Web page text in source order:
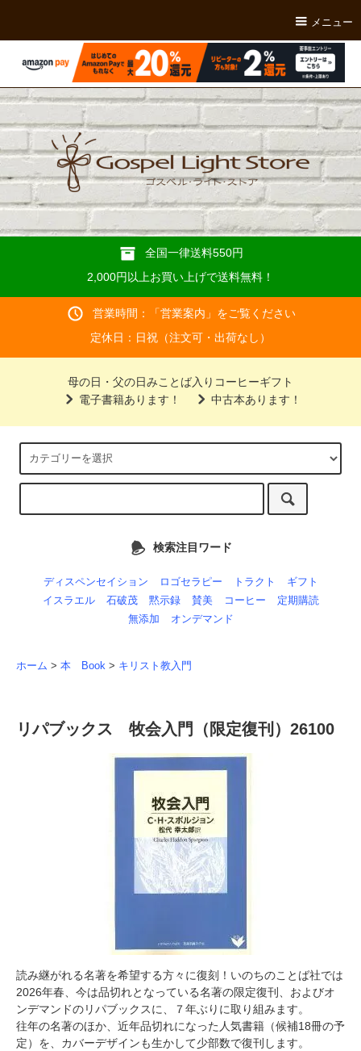
メニュー
全国一律送料550円
2,000円以上お買い上げで送料無料！
営業時間：「営業案内 」をご覧ください
定休日：日祝（注文可・出荷なし）
母の日・父の日みことば入りコーヒーギフト
電子書籍あります！
中古本あります！
検索注目ワード
ディスペンセイション ロゴセラピー トラクト
ギフト
イスラエル
石破茂 黙示録 賛美 コーヒー
定期購読
無添加
オンデマンド
ホーム > 本 Book > キリスト教入門
リパブックス 牧会入門（限定復刊）26100
読み継がれる名著を希望する方々に復刻！いのちのことば社では
2026年春、今は品切れとなっている名著の限定復刊、およびオ
ンデマンドのリパブックスに、７年ぶりに取り組みます。
往年の名著のほか、近年品切れになった人気書籍（候補18冊の予
定）を、カバーデザインも生かして少部数で復刊します。